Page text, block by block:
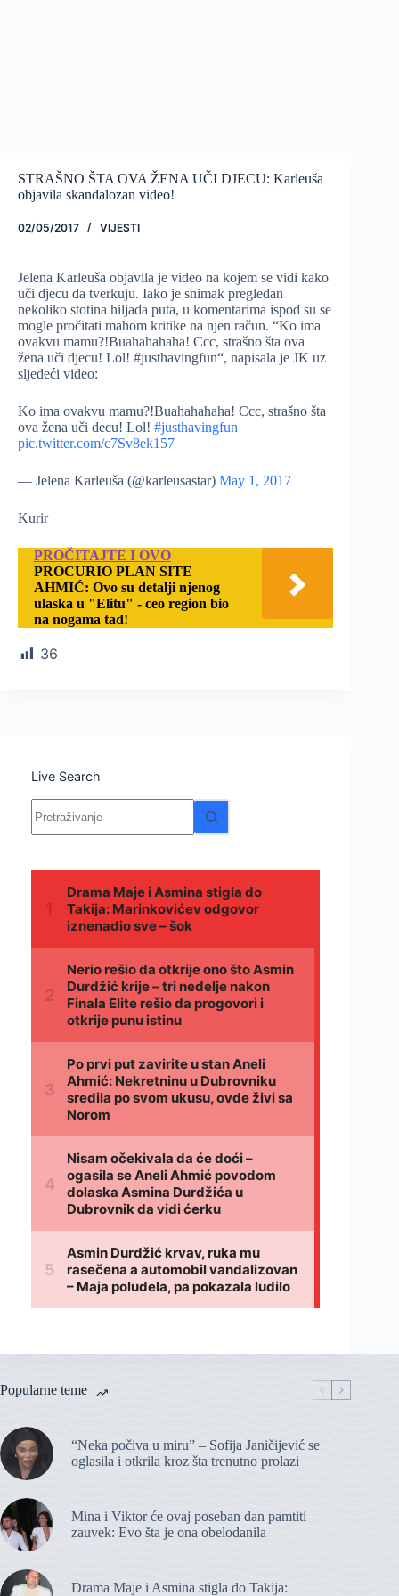
STRAŠNO ŠTA OVA ŽENA UČI DJECU: Karleuša
objavila skandalozan video!
02/05/2017 VIJESTI
Jelena Karleuša objavila je video na kojem se vidi kako
uči djecu da tverkuju. Iako je snimak pregledan
nekoliko stotina hiljada puta, u komentarima ispod su se
mogle pročitati mahom kritike na njen račun. “Ko ima
ovakvu mamu?!Buahahahaha! Ccc, strašno šta ova
žena uči djecu! Lol! #justhavingfun“, napisala je JK uz
sljedeći video:
Ko ima ovakvu mamu?!Buahahahaha! Ccc, strašno šta
ova žena uči decu! Lol! #justhavingfun
pic.twitter.com/c7Sv8ek157
— Jelena Karleuša (@karleusastar) May 1, 2017
Kurir
PROČITAJTE I OVO
PROCURIO PLAN SITE
AHMIĆ: Ovo su detalji njenog
ulaska u "Elitu" - ceo region bio
na nogama tad!
36
Live Search
Nema
rezultata.
Popularne teme
“Neka počiva u miru” – Sofija Janičijević se
oglasila i otkrila kroz šta trenutno prolazi
Mina i Viktor će ovaj poseban dan pamtiti
zauvek: Evo šta je ona obelodanila
Drama Maje i Asmina stigla do Takija: